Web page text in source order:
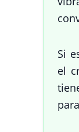
Si
el